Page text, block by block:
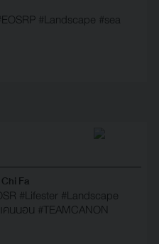
#Landscape #sea
Fa
#Lifester #Landscape
คนนอน #TEAMCANON